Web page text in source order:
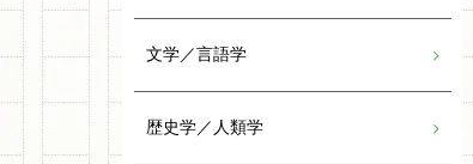
文学／言語学
歴史学／人類学